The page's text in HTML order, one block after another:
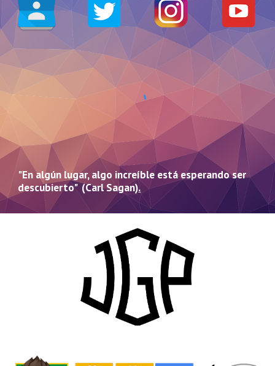
"En algún lugar, algo increíble está esperando ser
descubierto" (Carl Sagan).